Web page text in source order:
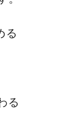
る
る